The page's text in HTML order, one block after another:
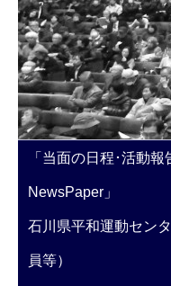
「当面の日程･活動報
NewsPaper」
石川県平和運動セン
員等）